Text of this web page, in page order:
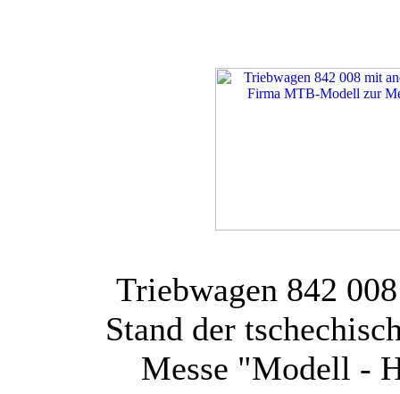
Triebwagen 842
Stand der
Messe "Modell -